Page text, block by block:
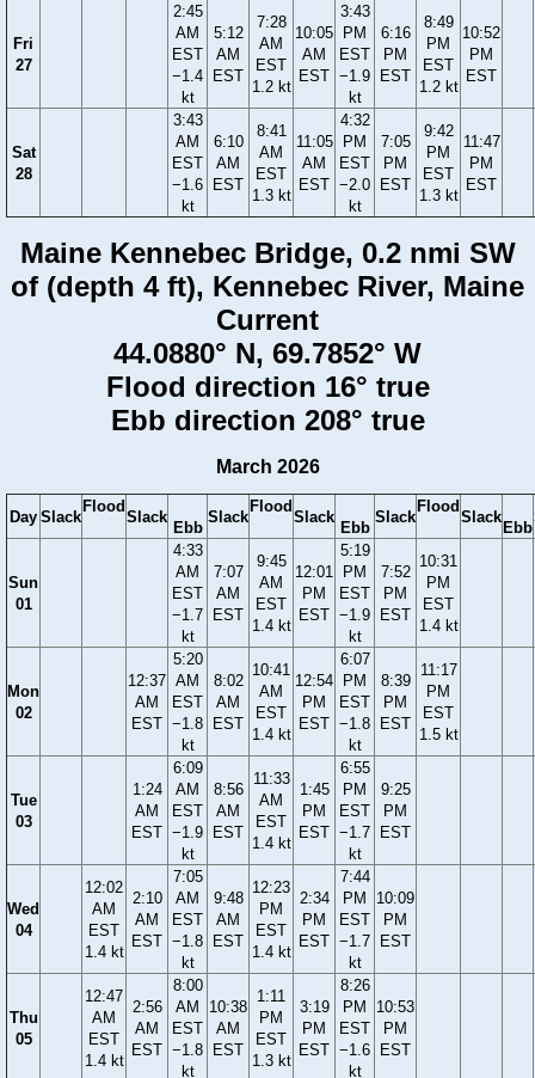
Fri
27
2:45
AM
EST
−1.4
kt
5:12
AM
EST
7:28
AM
EST
1.2 kt
10:05
AM
EST
3:43
PM
EST
−1.9
kt
6:16
PM
EST
8:49
PM
EST
1.2 kt
10:52
PM
EST
Sat
28
3:43
AM
EST
−1.6
kt
6:10
AM
EST
8:41
AM
EST
1.3 kt
11:05
AM
EST
4:32
PM
EST
−2.0
kt
7:05
PM
EST
9:42
PM
EST
1.3 kt
11:47
PM
EST
Maine Kennebec Bridge, 0.2 nmi SW
of (depth 4 ft), Kennebec River, Maine
Current
44.0880° N, 69.7852° W
Flood direction 16° true
Ebb direction 208° true
March 2026
Day Slack
Flood
Slack
Ebb
Slack
Flood
Slack
Ebb
Slack
Flood
Slack
Ebb
Sun
01
4:33
AM
EST
−1.7
kt
7:07
AM
EST
9:45
AM
EST
1.4 kt
12:01
PM
EST
5:19
PM
EST
−1.9
kt
7:52
PM
EST
10:31
PM
EST
1.4 kt
Mon
02
12:37
AM
EST
5:20
AM
EST
−1.8
kt
8:02
AM
EST
10:41
AM
EST
1.4 kt
12:54
PM
EST
6:07
PM
EST
−1.8
kt
8:39
PM
EST
11:17
PM
EST
1.5 kt
Tue
03
1:24
AM
EST
6:09
AM
EST
−1.9
kt
8:56
AM
EST
11:33
AM
EST
1.4 kt
1:45
PM
EST
6:55
PM
EST
−1.7
kt
9:25
PM
EST
Wed
04
12:02
AM
EST
1.4 kt
2:10
AM
EST
7:05
AM
EST
−1.8
kt
9:48
AM
EST
12:23
PM
EST
1.4 kt
2:34
PM
EST
7:44
PM
EST
−1.7
kt
10:09
PM
EST
Thu
05
12:47
AM
EST
1.4 kt
2:56
AM
EST
8:00
AM
EST
−1.8
kt
10:38
AM
EST
1:11
PM
EST
1.3 kt
3:19
PM
EST
8:26
PM
EST
−1.6
kt
10:53
PM
EST